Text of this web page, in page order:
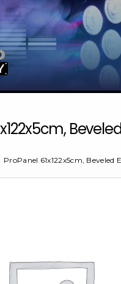
ProPanel 61x122x5cm, Beveled